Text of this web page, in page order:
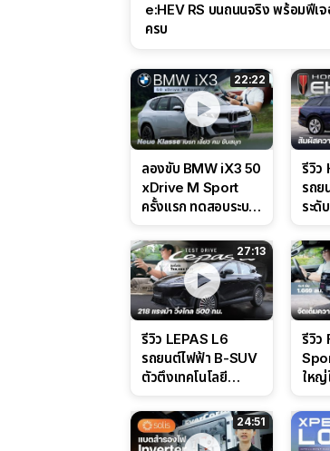
e:HEV RS บนถนนจริง พร้อมฟีเจ
ครบ
22:22
ลองขับ BMW iX3 50
xDrive M Sport
ครั้งแรก ทดสอบระบบ
Performance แบบ
จัดเต็มในสนาม
รีวิว
รถย
ระดั
ระดับ
27:13
รีวิว LEPAS L6
รถยนต์ไฟฟ้า B-SUV
ตัวตึงเทคโนโลยี
ล่างหนึบ ลุ้นราคา 7
แสนต้น
รีวิว
ใหญ่
ดุดัน
สาย
24:51